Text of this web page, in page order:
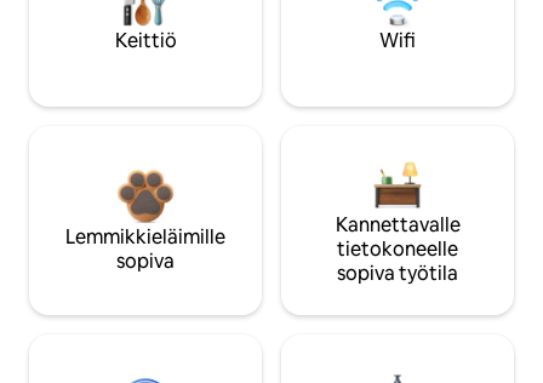
Keittiö Wifi
Lemmikkieläimille
sopiva
Kannettavalle
tietokoneelle
sopiva työtila